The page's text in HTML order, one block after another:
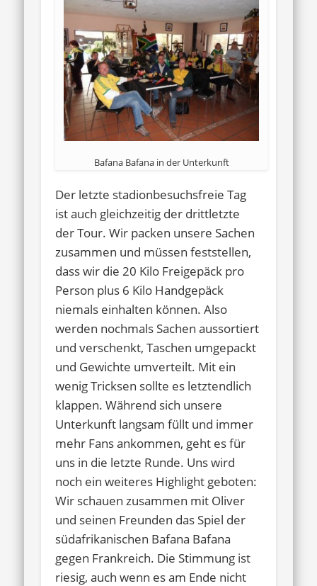
Bafana Bafana in der Unterkunft
Der letzte stadionbesuchsfreie Tag
ist auch gleichzeitig der drittletzte
der Tour. Wir packen unsere Sachen
zusammen und müssen feststellen,
dass wir die 20 Kilo Freigepäck pro
Person plus 6 Kilo Handgepäck
niemals einhalten können. Also
werden nochmals Sachen aussortiert
und verschenkt, Taschen umgepackt
und Gewichte umverteilt. Mit ein
wenig Tricksen sollte es letztendlich
klappen. Während sich unsere
Unterkunft langsam füllt und immer
mehr Fans ankommen, geht es für
uns in die letzte Runde. Uns wird
noch ein weiteres Highlight geboten:
Wir schauen zusammen mit Oliver
und seinen Freunden das Spiel der
südafrikanischen Bafana Bafana
gegen Frankreich. Die Stimmung ist
riesig, auch wenn es am Ende nicht